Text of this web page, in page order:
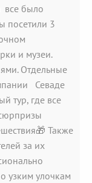
все было
посетили 3
и музеи.
Отдельные
Севаде
тур, где все
Также
за их
узким улочкам